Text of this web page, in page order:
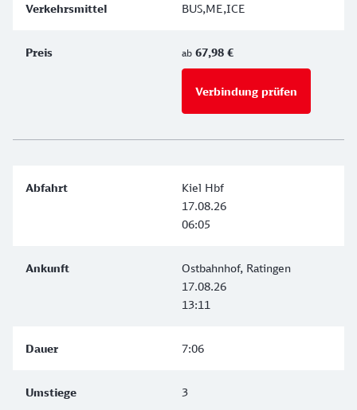
BUS,ME,ICE
ab 67,98 €
Verbindung prüfen
Kiel Hbf
17.08.26
06:05
Ostbahnhof, Ratingen
17.08.26
13:11
7:06
3